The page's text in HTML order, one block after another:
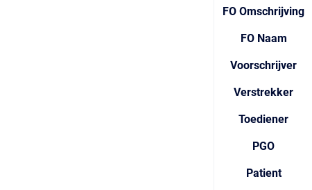
FO Omschrijving
FO Naam
Voorschrijver
Verstrekker
Toediener
PGO
Patient